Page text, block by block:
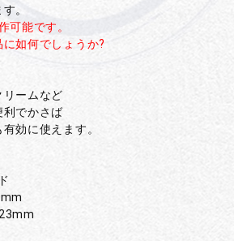
。
可能です。
如何でしょうか?
ームなど
利でかさば
効に使えます。